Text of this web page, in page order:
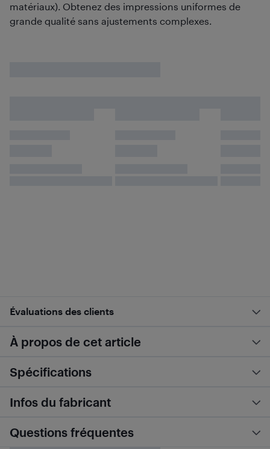
matériaux). Obtenez des impressions uniformes de
grande qualité sans ajustements complexes.
Évaluations des clients
À propos de cet article
Spécifications
Infos du fabricant
Questions fréquentes